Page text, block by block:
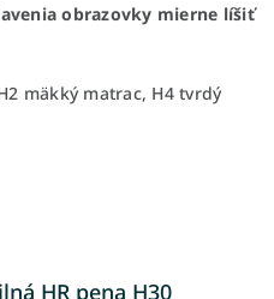
obrazovky mierne líšiť
mäkký matrac, H4 tvrdý
HR pena H30